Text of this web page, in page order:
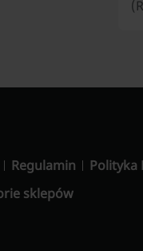
Regulamin Polityka
sklepów